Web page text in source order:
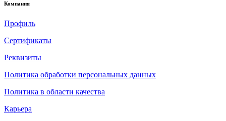
Компания
Профиль
Сертификаты
Реквизиты
Политика обработки персональных данных
Политика в области качества
Карьера